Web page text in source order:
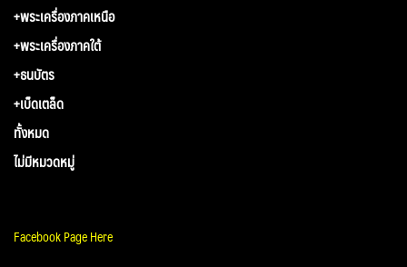
+พระเครื่องภาคเหนือ
+พระเครื่องภาคใต้
+ธนบัตร
+เบ็ดเตล็ด
ทั้งหมด
ไม่มีหมวดหมู่
Facebook Page Here